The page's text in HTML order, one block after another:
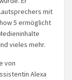
mit
5 ermöglicht
vieles mehr.
von
Alexa